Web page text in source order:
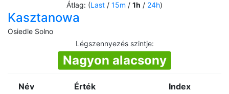
Átlag: (Last / 15m / 1h / 24h)
Kasztanowa
Osiedle Solno
Légszennyezés szintje:
Nagyon alacsony
Név Érték Index